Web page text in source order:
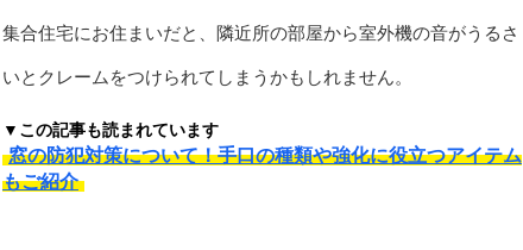
集合住宅にお住まいだと、隣近所の部屋から室外機の音がうるさ
いとクレームをつけられてしまうかもしれません。
▼この記事も読まれています
窓の防犯対策について！手口の種類や強化に役立つアイテム
もご紹介